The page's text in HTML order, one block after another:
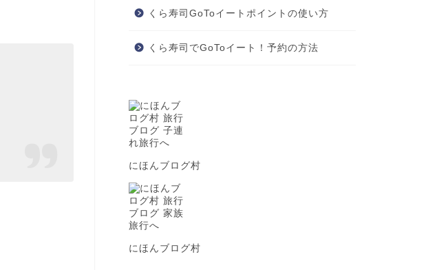
くら寿司GoToイートポイントの使い方
くら寿司でGoToイート！予約の方法
にほんブログ村
にほんブログ村